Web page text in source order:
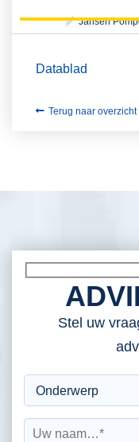
Jansen
Datablad
Terug naar overzicht
Stel uw